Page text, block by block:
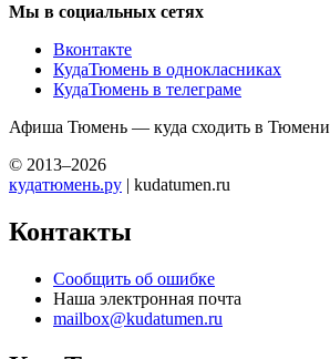
Мы в социальных сетях
Вконтакте
КудаТюмень в однокласниках
КудаТюмень в телеграме
Афиша Тюмень — куда сходить в Тюмени
© 2013–2026
кудатюмень.ру | kudatumen.ru
Контакты
Сообщить об ошибке
Наша электронная почта
mailbox@kudatumen.ru